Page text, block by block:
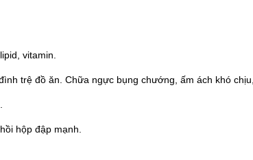
vitamin.
trệ đồ ăn. Chữa ngực bụng chướng, ấm ách khó
hồi hộp đập mạnh.